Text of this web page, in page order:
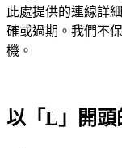
此處提供的連線詳
確或過期。我們不
機。
以「L」開頭